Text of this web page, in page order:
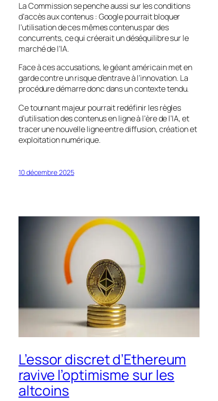
La Commission se penche aussi sur les conditions
d’accès aux contenus : Google pourrait bloquer
l’utilisation de ces mêmes contenus par des
concurrents, ce qui créerait un déséquilibre sur le
marché de l’IA.
Face à ces accusations, le géant américain met en
garde contre un risque d’entrave à l’innovation. La
procédure démarre donc dans un contexte tendu.
Ce tournant majeur pourrait redéfinir les règles
d’utilisation des contenus en ligne à l’ère de l’IA, et
tracer une nouvelle ligne entre diffusion, création et
exploitation numérique.
10 décembre 2025
L’essor discret d’Ethereum
ravive l’optimisme sur les
altcoins